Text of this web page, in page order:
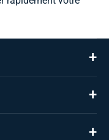
+
+
+